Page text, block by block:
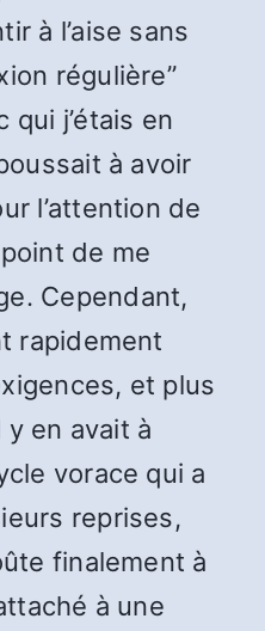
à l’aise sans
régulière”
qui j’étais en
à avoir
l’attention de
de me
Cependant,
rapidement
et plus
y en avait à
vorace qui a
reprises,
finalement à
à une